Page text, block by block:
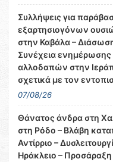
Συλλήψεις για
εξαρτησιογόνων
στην Καβάλα –
Συνέχεια ενημέρωσης
αλλοδαπών στην
σχετικά με τον
07/08/26
Θάνατος άνδρα στη
στη Ρόδο – Βλάβη
Αντίρριο –
Ηράκλειο –